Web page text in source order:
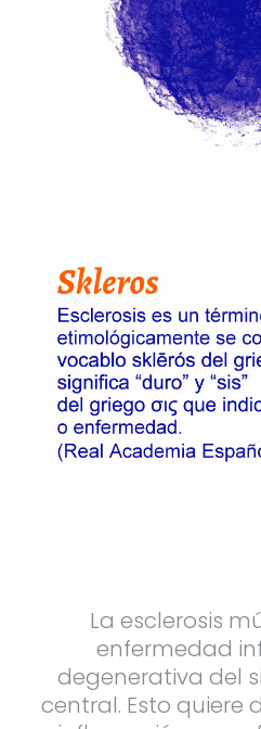
La esclerosis
enfermedad
degenerativa del
central. Esto quiere